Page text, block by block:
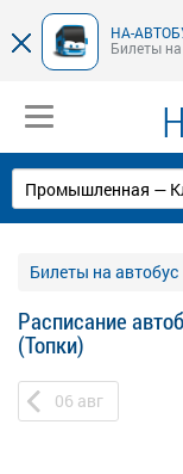
НА-
Билеты
Билеты на автобус
Расписание
(Топки)
06 авг